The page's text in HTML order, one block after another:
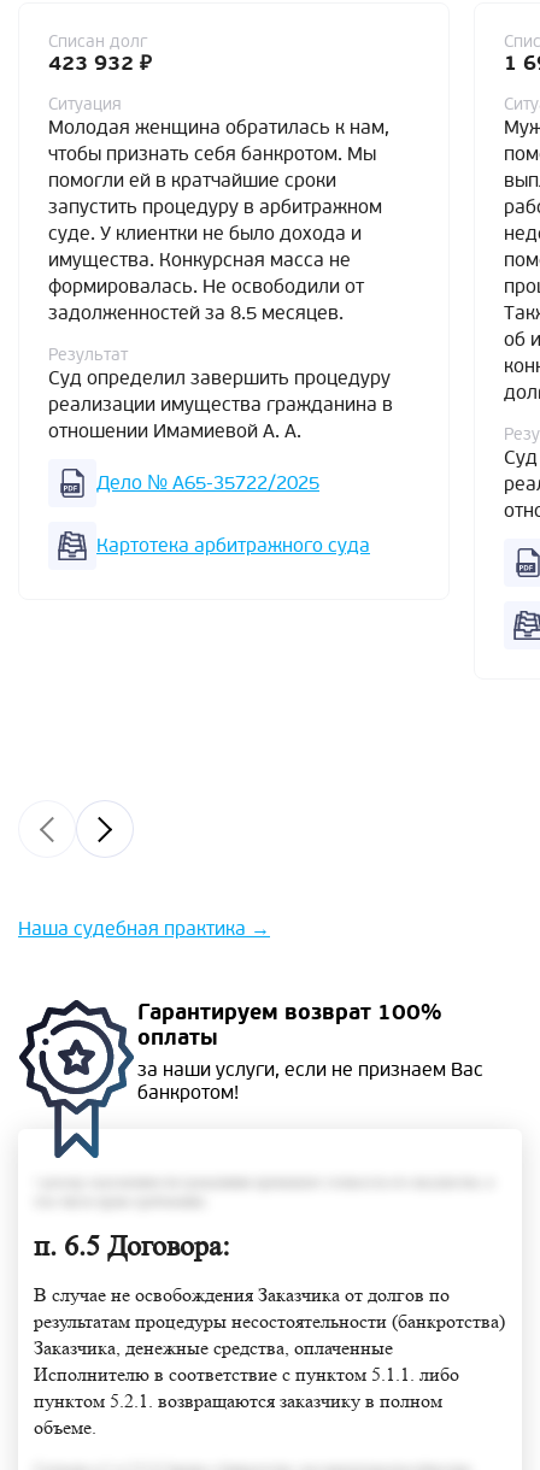
Списан долг
423 932 ₽
Ситуация
Молодая женщина обратилась к нам,
чтобы признать себя банкротом. Мы
помогли ей в кратчайшие сроки
запустить процедуру в арбитражном
суде. У клиентки не было дохода и
имущества. Конкурсная масса не
формировалась. Не освободили от
задолженностей за 8.5 месяцев.
Результат
Суд определил завершить процедуру
реализации имущества гражданина в
отношении Имамиевой А. А.
Дело № А65-35722/2025
Картотека арбитражного суда
1
об
Наша судебная практика →
Гарантируем возврат 100%
оплаты
за наши услуги, если не признаем Вас
банкротом!
п. 6.5 Договора:
В случае не освобождения Заказчика от долгов по
результатам процедуры несостоятельности (банкротства)
Заказчика, денежные средства, оплаченные
Исполнителю в соответствие с пунктом 5.1.1. либо
пунктом 5.2.1. возвращаются заказчику в полном
объеме.